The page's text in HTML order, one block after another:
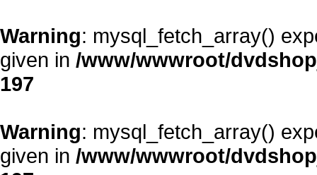
Warning: mysql_fetch_array()
given in /www/wwwroot/
197
Warning: mysql_fetch_array()
given in /www/wwwroot/